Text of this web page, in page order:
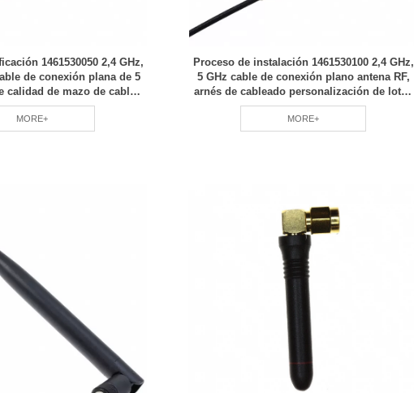
1461530050 2,4 GHz,
de conexión plana de 5
calidad de mazo de cables,
rendimiento estable
MORE+
Proceso de instalación 1461530100 2,4 GHz,
5 GHz cable de conexión plano antena RF,
arnés de cableado personalización de lotes
pequeños equipo profesional RCD
MORE+